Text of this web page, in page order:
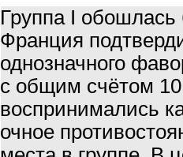
Группа I обошлась
Франция
однозначного
с общим счётом
воспринимались
очное